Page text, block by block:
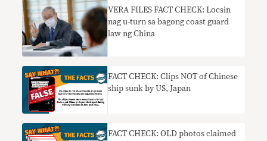
VERA FILES FACT CHECK: Locsin
nag u-turn sa bagong coast guard
law ng China
FACT CHECK: Clips NOT of Chinese
ship sunk by US, Japan
FACT CHECK: OLD photos claimed